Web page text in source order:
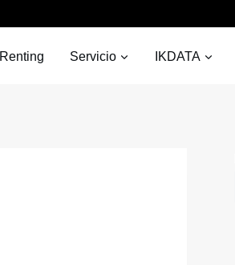
Renting Servicio IKDATA